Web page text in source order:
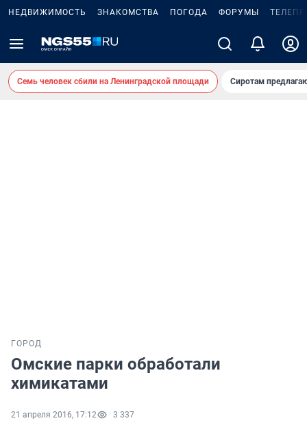
НЕДВИЖИМОСТЬ ЗНАКОМСТВА ПОГОДА ФОРУМЫ
Семь человек сбили на Ленинградской площади Сиротам
ГОРОД
Омские парки обработали
химикатами
21 апреля 2016, 17:12 3 337